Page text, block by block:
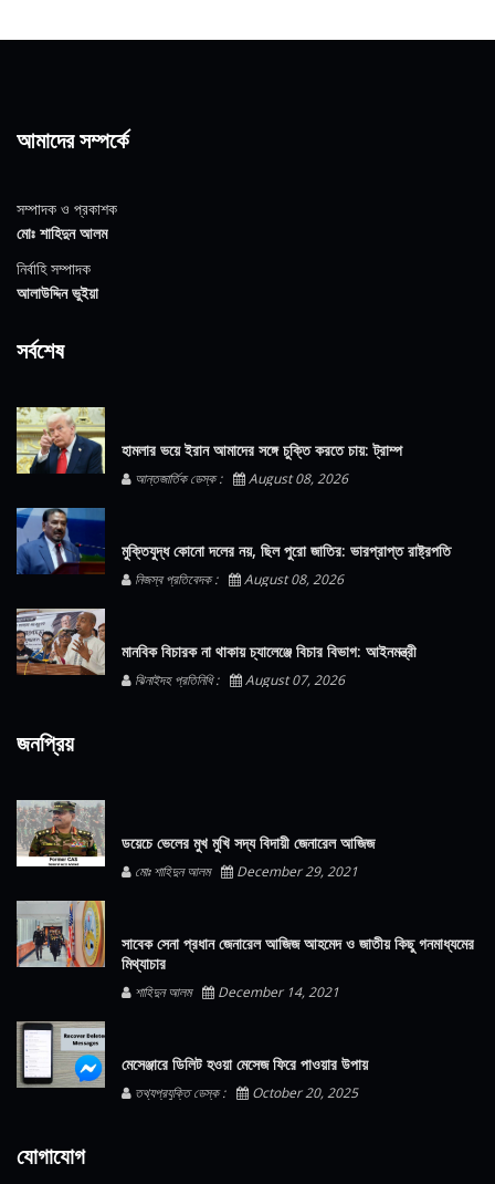
আমাদের সম্পর্কে
সম্পাদক ও প্রকাশক
মোঃ শাহিদুন আলম
নির্বাহি সম্পাদক
আলাউদ্দিন ভুইয়া
সর্বশেষ
হামলার ভয়ে ইরান আমাদের সঙ্গে চুক্তি করতে চায়: ট্রাম্প
আন্তজার্তিক ডেস্ক : August 08, 2026
মুক্তিযুদ্ধ কোনো দলের নয়, ছিল পুরো জাতির: ভারপ্রাপ্ত রাষ্ট্রপতি
নিজস্ব প্রতিবেদক : August 08, 2026
মানবিক বিচারক না থাকায় চ্যালেঞ্জে বিচার বিভাগ: আইনমন্ত্রী
ঝিনাইদহ প্রতিনিধি : August 07, 2026
জনপ্রিয়
ডয়েচে ভেলের মুখ মুখি সদ্য বিদায়ী জেনারেল আজিজ
মোঃ শাহিদুন আলম December 29, 2021
সাবেক সেনা প্রধান জেনারেল আজিজ আহমেদ ও জাতীয় কিছু গনমাধ্যমের
মিথ্যাচার
শাহিদুন আলম December 14, 2021
মেসেঞ্জারে ডিলিট হওয়া মেসেজ ফিরে পাওয়ার উপায়
তথ্যপ্রযুক্তি ডেস্ক : October 20, 2025
যোগাযোগ